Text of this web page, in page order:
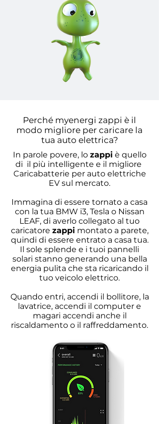
Perché myenergi zappi è il
modo migliore per caricare la
tua auto elettrica?
In parole povere, lo zappi è quello
di il più intelligente e il migliore
Caricabatterie per auto elettriche
EV sul mercato.
Immagina di essere tornato a casa
con la tua BMW i3, Tesla o Nissan
LEAF, di averlo collegato al tuo
caricatore zappi montato a parete,
quindi di essere entrato a casa tua.
Il sole splende e i tuoi pannelli
solari stanno generando una bella
energia pulita che sta ricaricando il
tuo veicolo elettrico.
Quando entri, accendi il bollitore, la
lavatrice, accendi il computer e
magari accendi anche il
riscaldamento o il raffreddamento.